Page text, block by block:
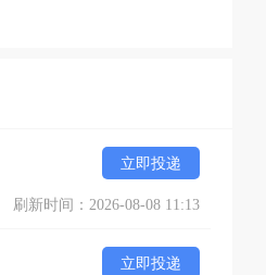
立即投递
刷新时间：2026-08-08 11:13
立即投递